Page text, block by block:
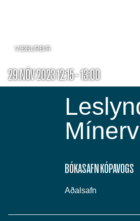
VIÐBURÐIR
29.NÓV 2023 12:15 - 13:00
BÓKASAFN KÓPAVOGS
Aðalsafn